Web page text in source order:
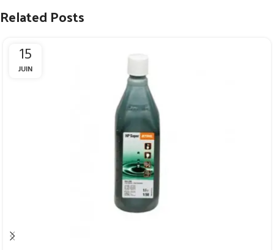
Related Posts
15
JUIN